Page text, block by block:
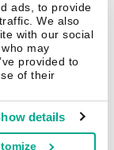
ads, to provide
We also
with our social
may
provided to
of their
details